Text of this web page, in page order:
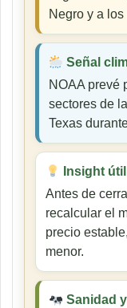
Negro y a
Señal
NOAA prevé
sectores de
Texas
Insight útil
Antes de
recalcular el
precio
menor.
Sanidad